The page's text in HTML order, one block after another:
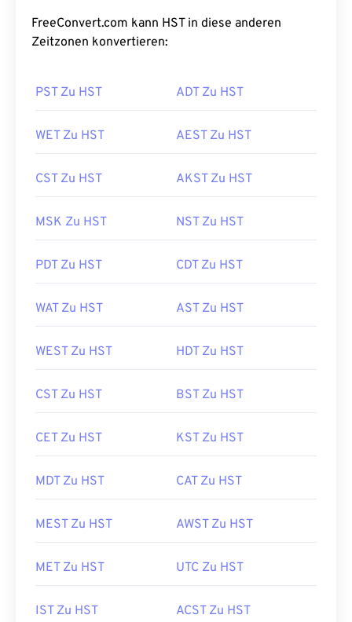
FreeConvert.com kann HST in diese anderen
Zeitzonen konvertieren:
PST Zu HST ADT Zu HST
WET Zu HST AEST Zu HST
CST Zu HST AKST Zu HST
MSK Zu HST NST Zu HST
PDT Zu HST CDT Zu HST
WAT Zu HST AST Zu HST
WEST Zu HST HDT Zu HST
CST Zu HST BST Zu HST
CET Zu HST KST Zu HST
MDT Zu HST CAT Zu HST
MEST Zu HST AWST Zu HST
MET Zu HST UTC Zu HST
IST Zu HST ACST Zu HST